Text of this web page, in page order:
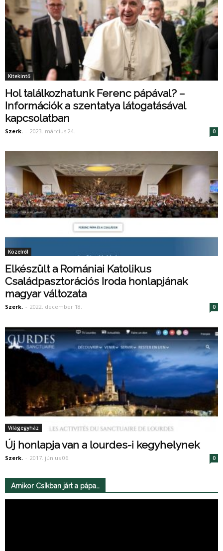
Kitekintő
Hol találkozhatunk Ferenc pápával? –
Információk a szentatya látogatásával
kapcsolatban
Szerk. - 2023. március 24. 0
Közelről
Elkészült a Romániai Katolikus
Családpasztorációs Iroda honlapjának
magyar változata
Szerk. - 2022. december 18. 0
Világegyház
Új honlapja van a lourdes-i kegyhelynek
Szerk. - 2017. június 06. 0
Amikor Csíkban járt a pápa…